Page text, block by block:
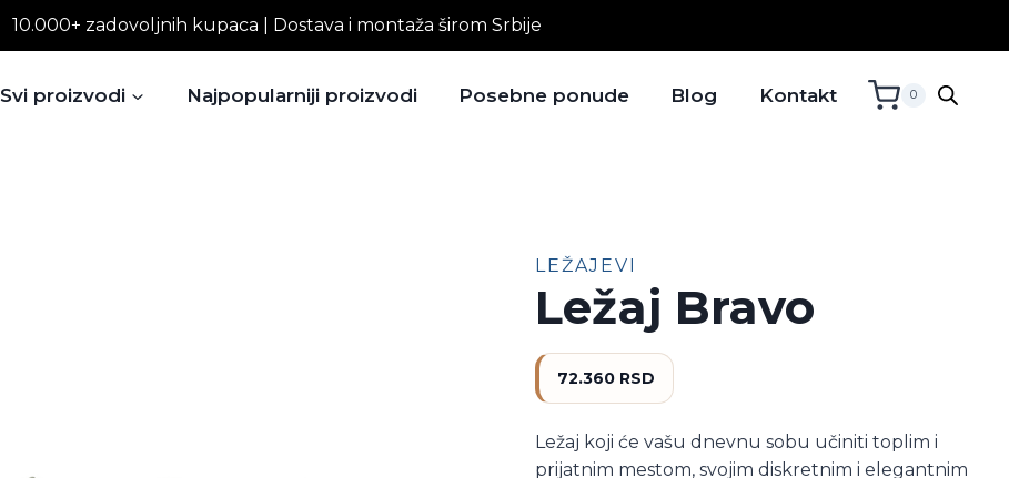
10.000+ zadovoljnih kupaca | Dostava i montaža širom Srbije
Svi proizvodi Najpopularniji proizvodi Posebne ponude Blog Kontakt 0
LEŽAJEVI
Ležaj Bravo
72.360 RSD
Ležaj koji će vašu dnevnu sobu učiniti toplim i
prijatnim mestom, svojim diskretnim i elegantnim